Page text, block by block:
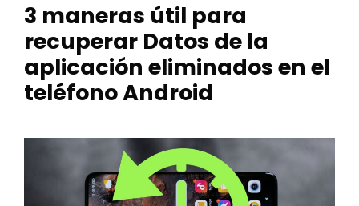
3 maneras útil para
recuperar Datos de la
aplicación eliminados en el
teléfono Android